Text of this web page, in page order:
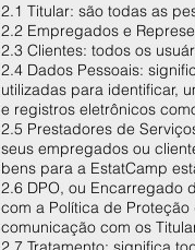
2.1 Titular: são todas as
2.2 Empregados e
2.3 Clientes: todos os
2.4 Dados Pessoais:
utilizadas para identificar,
e registros eletrônicos
2.5 Prestadores de
seus empregados ou
bens para a EstatCamp
2.6 DPO, ou Encarregado
com a Política de
comunicação com os